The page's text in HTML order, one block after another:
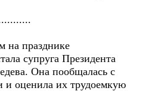
на празднике
супруга Президента
Она пообщалась с
и оценила их трудоемкую